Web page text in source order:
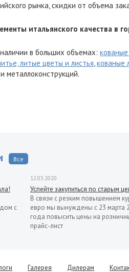
рынка, скидки от объема
итальянского качества в
в больших объемах:
литые цветы и листья,кованые
металлоконструкций.
Все
с
12.03.2020
Успейте закупиться по старым
В связи с резким повышением
евро мы вынуждены с 23 марта
года повысить цены на
прайс-лист
Галерея Дилерам